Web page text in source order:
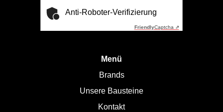
Anti-Roboter-Verifizierung
FriendlyCaptcha ⇗
Menü
Brands
Unsere Bausteine
Kontakt